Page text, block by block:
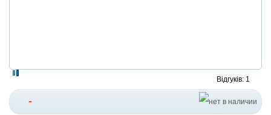
Відгуків: 1
-